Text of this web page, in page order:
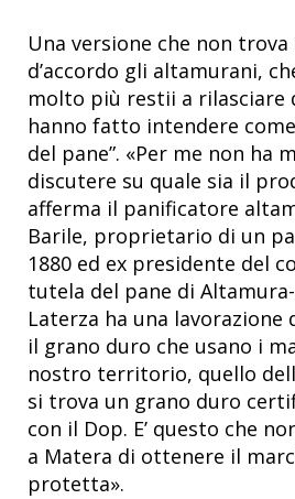
Una versione che non
d’accordo gli altamurani,
molto più restii a rilasciare
hanno fatto intendere
del pane”. «Per me non ha
discutere su quale sia il
afferma il panificatore
Barile, proprietario di un
1880 ed ex presidente del
tutela del pane di
Laterza ha una
il grano duro che usano i
nostro territorio, quello
si trova un grano duro
con il Dop. E’ questo che
a Matera di ottenere il
protetta».